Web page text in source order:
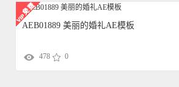
AEB01889 美丽的婚礼AE模板
478 0